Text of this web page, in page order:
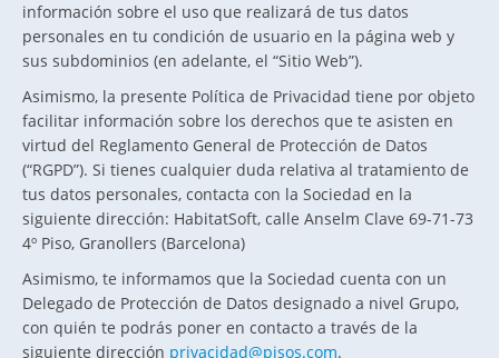
información sobre el uso que realizará de tus datos
personales en tu condición de usuario en la página web y
sus subdominios (en adelante, el “Sitio Web”).
Asimismo, la presente Política de Privacidad tiene por objeto
facilitar información sobre los derechos que te asisten en
virtud del Reglamento General de Protección de Datos
(“RGPD”). Si tienes cualquier duda relativa al tratamiento de
tus datos personales, contacta con la Sociedad en la
siguiente dirección: HabitatSoft, calle Anselm Clave 69-71-73
4º Piso, Granollers (Barcelona)
Asimismo, te informamos que la Sociedad cuenta con un
Delegado de Protección de Datos designado a nivel Grupo,
con quién te podrás poner en contacto a través de la
siguiente dirección privacidad@pisos.com.